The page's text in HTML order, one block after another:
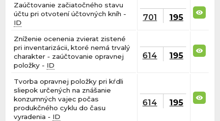
Zaúčtovanie začiatočného stavu
účtu pri otvotení účtovných kníh -
ID
701 195
Zníženie ocenenia zvierat zistené
pri inventarizácii, ktoré nemá trvalý
charakter - zaúčtovanie opravnej
položky - ID
614 195
Tvorba opravnej položky pri kŕdli
sliepok určených na znášanie
konzumných vajec počas
produkčného cyklu do času
vyradenia - ID
614 195